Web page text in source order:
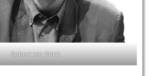
Robert ten Brink